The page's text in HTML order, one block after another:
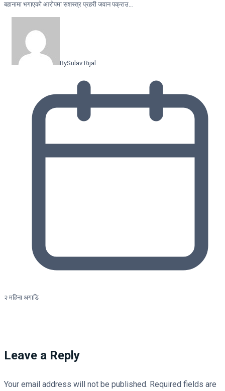
बहानामा भगाएको आरोपमा सशस्त्र प्रहरी जवान पक्राउ…
BySulav Rijal
२ महिना अगाडि
Leave a Reply
Your email address will not be published. Required fields are